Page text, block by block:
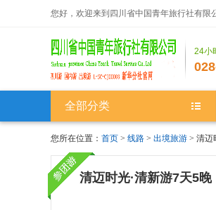
您好，欢迎来到四川省中国青年旅行社有限
24小
全部分类
您所在位置： 首页 > 线路 > 出境旅游 > 清迈
清迈时光·清新游7天5晚